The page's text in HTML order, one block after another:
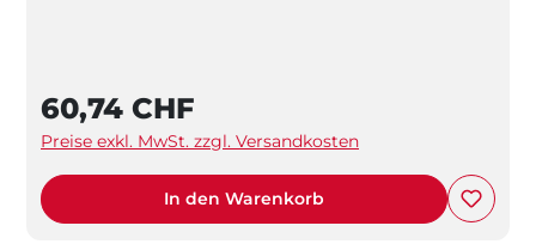
60,74 CHF
Preise exkl. MwSt. zzgl. Versandkosten
In den Warenkorb